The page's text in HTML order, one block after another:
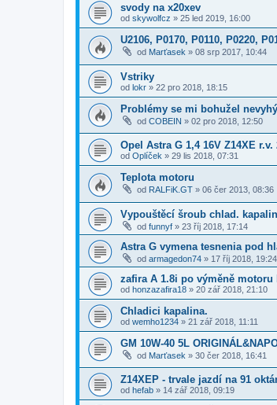
svody na x20xev
od skywolfcz » 25 led 2019, 16:00
U2106, P0170, P0110, P0220,
od Marťasek » 08 srp 2017, 10:44
Vstriky
od lokr » 22 pro 2018, 18:15
Problémy se mi bohužel
od COBEIN » 02 pro 2018, 12:50
Opel Astra G 1,4 16V Z14XE
od Oplíček » 29 lis 2018, 07:31
Teplota motoru
od RALFiK.GT » 06 čer 2013, 08:36
Vypouštěcí šroub chlad.
od funnyf » 23 říj 2018, 17:14
Astra G vymena tesnenia pod
od armagedon74 » 17 říj 2018, 19:24
zafira A 1.8i po výměně motoru
od honzazafira18 » 20 zář 2018, 21:10
Chladici kapalina.
od wemho1234 » 21 zář 2018, 11:11
GM 10W-40 5L
od Marťasek » 30 čer 2018, 16:41
Z14XEP - trvale jazdí na 91
od hefab » 14 zář 2018, 09:19